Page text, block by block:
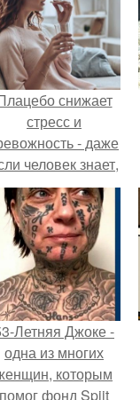
снижает
стресс и
- даже
человек знает,
что это плацебо.
Летняя Джоке -
одна из многих
которым
помог фонд Spijt